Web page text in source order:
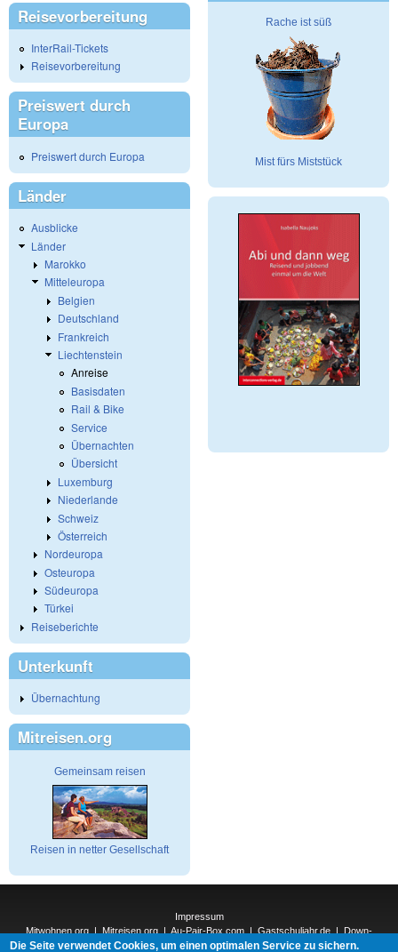
Reisevorbereitung
InterRail-Tickets
Reisevorbereitung
Preiswert durch
Europa
Preiswert durch Europa
Länder
Ausblicke
Länder
Marokko
Mitteleuropa
Belgien
Deutschland
Frankreich
Liechtenstein
Anreise
Basisdaten
Rail & Bike
Service
Übernachten
Übersicht
Luxemburg
Niederlande
Schweiz
Österreich
Nordeuropa
Osteuropa
Südeuropa
Türkei
Reiseberichte
Unterkunft
Übernachtung
Mitreisen.org
Gemeinsam reisen
Reisen in netter Gesellschaft
Rache ist süß
Mist fürs Miststück
Impressum
Mitwohnen.org|Mitreisen.org|Au-Pair-Box.com|Gastschuljahr.de|Down-
Under.org |Elderpair.com|
Die Seite verwendet Cookies, um einen optimalen Service zu sichern.